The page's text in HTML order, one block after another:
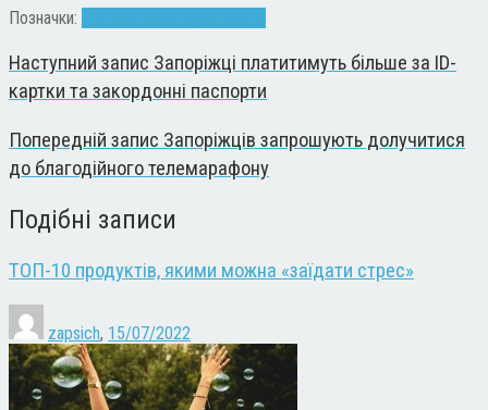
Позначки:
Наступний запис Запоріжці платитимуть більше за ID-
картки та закордонні паспорти
Попередній запис Запоріжців запрошують долучитися
до благодійного телемарафону
Подібні записи
ТОП-10 продуктів, якими можна «заїдати стрес»
zapsich, 15/07/2022